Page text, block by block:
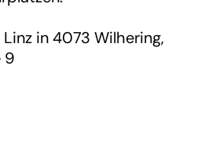
in 4073 Wilhering,
9